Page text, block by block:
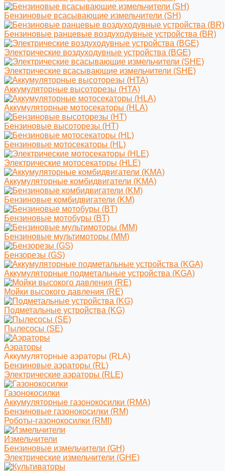
Бензиновые всасывающие измельчители (SH)
Бензиновые ранцевые воздуходувные устройства (BR)
Электрические воздуходувные устройства (BGE)
Электрические всасывающие измельчители (SHE)
Аккумуляторные высоторезы (HTA)
Аккумуляторные мотосекаторы (HLA)
Бензиновые высоторезы (HT)
Бензиновые мотосекаторы (HL)
Электрические мотосекаторы (HLE)
Аккумуляторные комбидвигатели (KMA)
Бензиновые комбидвигатели (KM)
Бензиновые мотобуры (BT)
Бензиновые мультимоторы (MM)
Бензорезы (GS)
Аккумуляторные подметальные устройства (KGA)
Мойки высокого давления (RE)
Подметальные устройства (KG)
Пылесосы (SE)
Аэраторы
Аккумуляторные аэраторы (RLA)
Бензиновые аэраторы (RL)
Электрические аэраторы (RLE)
Газонокосилки
Аккумуляторные газонокосилки (RMA)
Бензиновые газонокосилки (RM)
Роботы-газонокосилки (RMI)
Измельчители
Бензиновые измельчители (GH)
Электрические измельчители (GHE)